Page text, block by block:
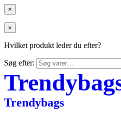
×
×
Hvilket produkt leder du efter?
Søg efter:
Trendybags